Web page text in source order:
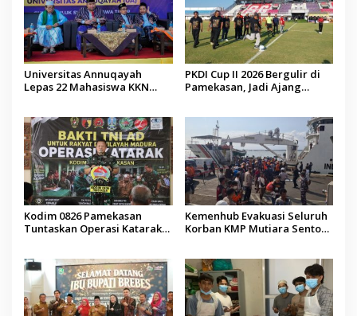
Universitas Annuqayah
Lepas 22 Mahasiswa KKN
PKDI Cup II 2026 Bergulir di
Pamekasan, Jadi Ajang
Kodim 0826 Pamekasan
Tuntaskan Operasi Katarak
Kemenhub Evakuasi Seluruh
Korban KMP Mutiara Sentosa